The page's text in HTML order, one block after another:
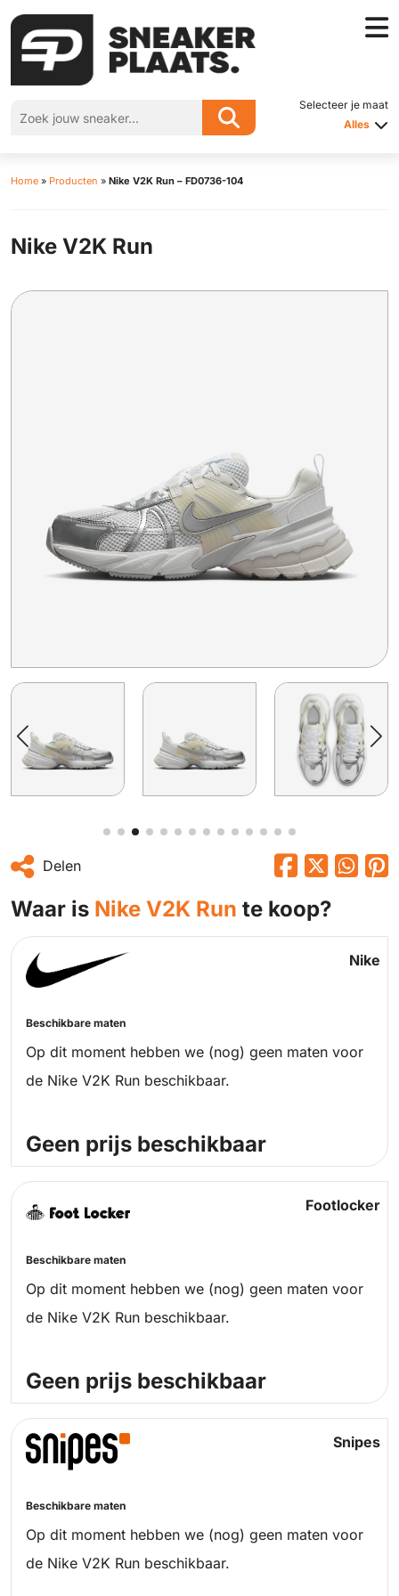
Selecteer je maat
Alles
Home » Producten » Nike V2K Run – FD0736-104
Nike V2K Run
Delen
Waar is Nike V2K Run te koop?
Nike
Beschikbare maten
Op dit moment hebben we (nog) geen maten voor
de Nike V2K Run beschikbaar.
Geen prijs beschikbaar
Footlocker
Beschikbare maten
Op dit moment hebben we (nog) geen maten voor
de Nike V2K Run beschikbaar.
Geen prijs beschikbaar
Snipes
Beschikbare maten
Op dit moment hebben we (nog) geen maten voor
de Nike V2K Run beschikbaar.